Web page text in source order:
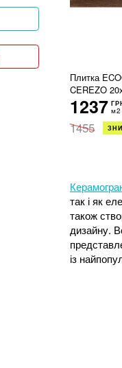
Плитка
CEREZO
1237 м2
1455
так і як
також
дизайну.
із